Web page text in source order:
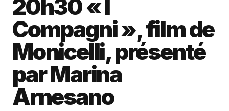
20h30 « I
Compagni », film de
Monicelli, présenté
par Marina
Arnesano